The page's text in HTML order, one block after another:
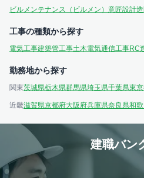
ビルメンテナンス（ビルメン） 意匠設計
工事の種類から探す
電気工事建築管工事土木電気通信工事RC
勤務地から探す
関東茨城県栃木県群馬県埼玉県千葉県東
近畿滋賀県京都府大阪府兵庫県奈良県和
建職バン